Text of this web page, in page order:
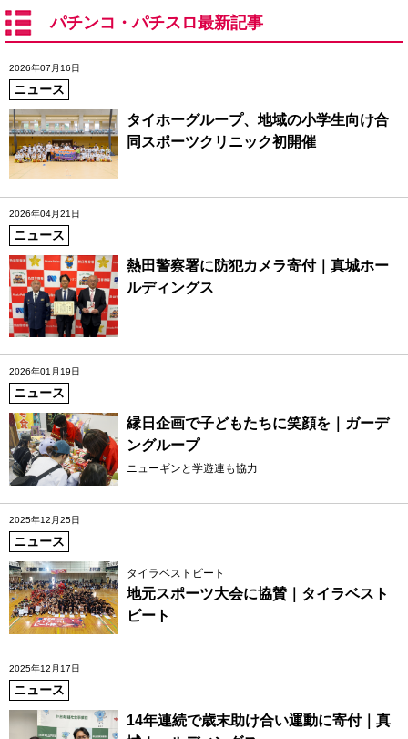
パチンコ・パチスロ最新記事
2026年07月16日
ニュース
タイホーグループ、地域の小学生向け合
同スポーツクリニック初開催
2026年04月21日
ニュース
熱田警察署に防犯カメラ寄付｜真城ホー
ルディングス
2026年01月19日
ニュース
縁日企画で子どもたちに笑顔を｜ガーデ
ングループ
ニューギンと学遊連も協力
2025年12月25日
ニュース
タイラベストビート
地元スポーツ大会に協賛｜タイラベスト
ビート
2025年12月17日
ニュース
14年連続で歳末助け合い運動に寄付｜真